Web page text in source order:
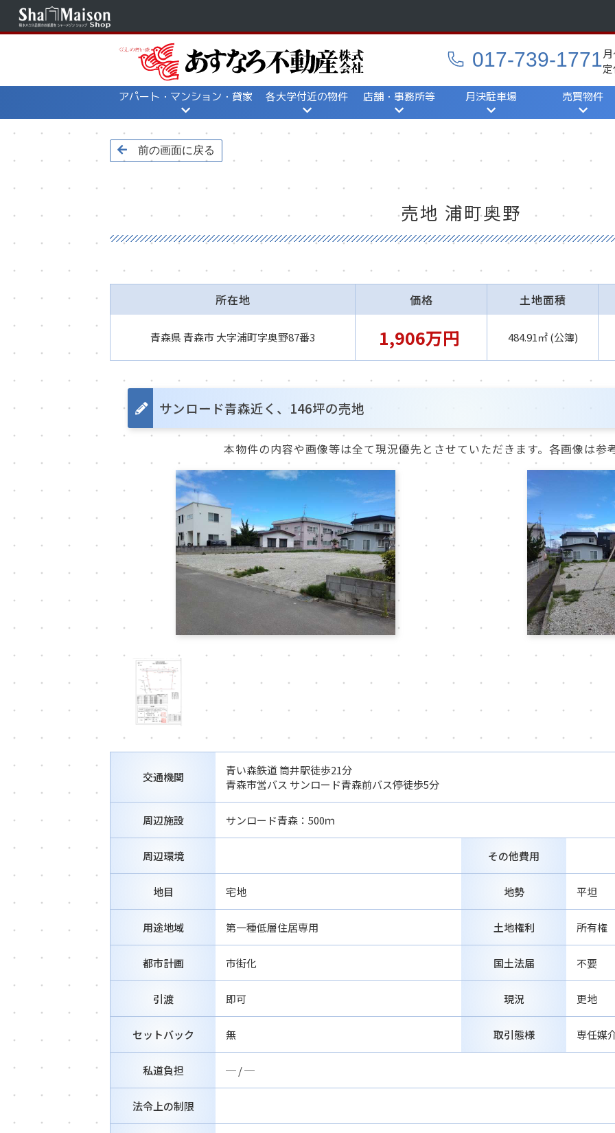
017-739-1771
アパート・マンション・貸家
一覧から探す
地図から探す
各大学付近の物件
地図から探す
店舗・事務所等
一覧から探す
地図から探す
月決駐車場
一覧から探す
地図から探す
売買物件
一覧から探す
地図から探す
前の画面に戻る
売地 浦町奥野
所在地 価格 土地面積
青森県 青森市 大字浦町字奥野87番3 1,906万円 484.91㎡ (公簿)
サンロード青森近く、146坪の売地
本物件の内容や画像等は全て現況優先とさせていただきます。各画像は参
交通機関
青い森鉄道 筒井駅徒歩21分
青森市営バス サンロード青森前バス停徒歩5分
周辺施設 サンロード青森：500ｍ
周辺環境 その他費用
地目 宅地 地勢 平坦
用途地域 第一種低層住居専用 土地権利 所有権
都市計画 市街化 国土法届 不要
引渡 即可 現況 更地
セットバック 無 取引態様 専任媒
私道負担 ─ / ─
法令上の制限